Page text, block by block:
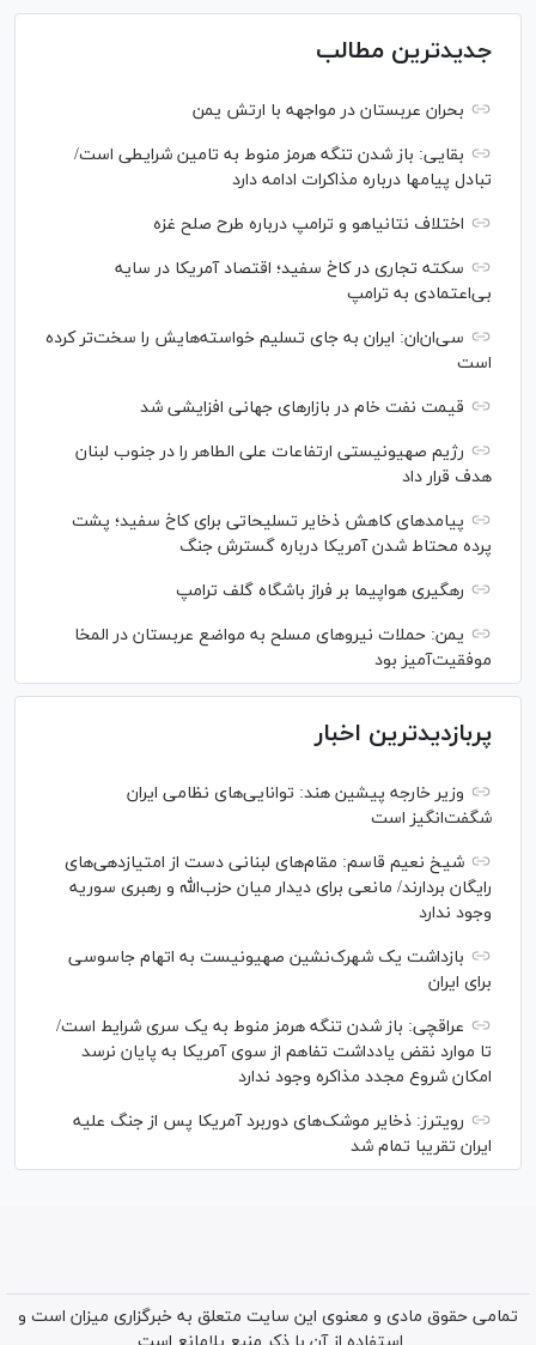
جدیدترین مطالب
بحران عربستان در مواجهه با ارتش یمن
بقایی: باز شدن تنگه هرمز منوط به تامین شرایطی است/
تبادل پیام‎ها درباره مذاکرات ادامه دارد
اختلاف نتانیاهو و ترامپ درباره طرح صلح غزه
سکته تجاری در کاخ سفید؛ اقتصاد آمریکا در سایه
بی‌اعتمادی به ترامپ
سی‌ان‌ان: ایران به جای تسلیم خواسته‌هایش را سخت‎‌تر کرده
است
قیمت نفت خام در بازارهای جهانی افزایشی شد
رژیم صهیونیستی ارتفاعات علی الطاهر را در جنوب لبنان
هدف قرار داد
پیامدهای کاهش ذخایر تسلیحاتی برای کاخ سفید؛ پشت
پرده محتاط شدن آمریکا درباره گسترش جنگ
رهگیری هواپیما بر فراز باشگاه گلف ترامپ
یمن: حملات نیروهای مسلح به مواضع عربستان در المخا
موفقیت‌آمیز بود
پربازدیدترین اخبار
وزیر خارجه پیشین هند: توانایی‌های نظامی ایران
شگفت‌انگیز است
شیخ نعیم قاسم: مقام‌های لبنانی دست از امتیازدهی‌های
رایگان بردارند/ مانعی برای دیدار میان حزب‌الله و رهبری سوریه
وجود ندارد
بازداشت یک شهرک‌نشین صهیونیست به اتهام جاسوسی
برای ایران
عراقچی: باز شدن تنگه هرمز منوط به یک سری شرایط است/
تا موارد نقض یادداشت تفاهم از سوی آمریکا به پایان نرسد
امکان شروع مجدد مذاکره وجود ندارد
رویترز: ذخایر موشک‌های دوربرد آمریکا پس از جنگ علیه
ایران تقریبا تمام شد
تمامی حقوق مادی و معنوی این سایت متعلق به خبرگزاری میزان است و